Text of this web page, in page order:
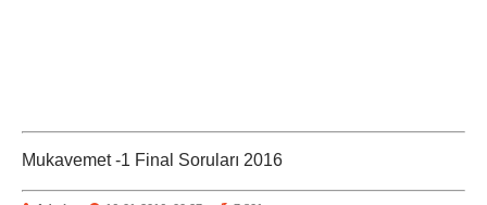
Mukavemet -1 Final Soruları 2016